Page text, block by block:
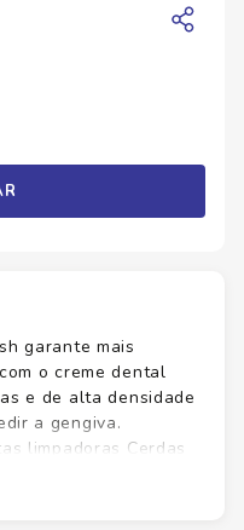
garante mais
o creme dental
e de alta densidade
a gengiva.
limpadoras Cerdas
que
colorido, transparente